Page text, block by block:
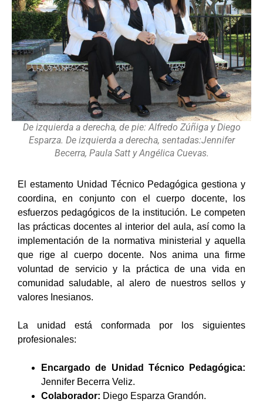
De izquierda a derecha, de pie: Alfredo Zúñiga y Diego
Esparza. De izquierda a derecha, sentadas:Jennifer
Becerra, Paula Satt y Angélica Cuevas.
El estamento Unidad Técnico Pedagógica gestiona y
coordina, en conjunto con el cuerpo docente, los
esfuerzos pedagógicos de la institución. Le competen
las prácticas docentes al interior del aula, así como la
implementación de la normativa ministerial y aquella
que rige al cuerpo docente. Nos anima una firme
voluntad de servicio y la práctica de una vida en
comunidad saludable, al alero de nuestros sellos y
valores Inesianos.
La unidad está conformada por los siguientes
profesionales:
Encargado de Unidad Técnico Pedagógica:
Jennifer Becerra Veliz.
Colaborador: Diego Esparza Grandón.